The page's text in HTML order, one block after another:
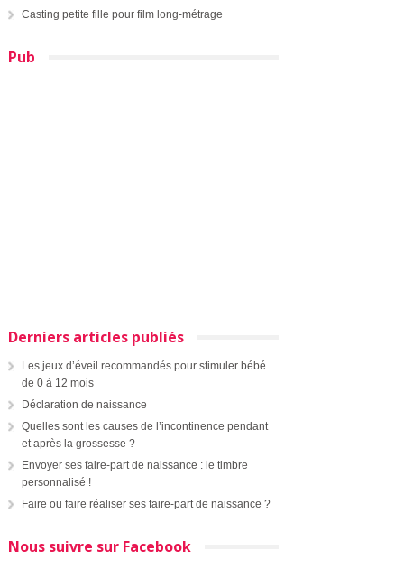
Casting petite fille pour film long-métrage
Pub
Derniers articles publiés
Les jeux d’éveil recommandés pour stimuler bébé
de 0 à 12 mois
Déclaration de naissance
Quelles sont les causes de l’incontinence pendant
et après la grossesse ?
Envoyer ses faire-part de naissance : le timbre
personnalisé !
Faire ou faire réaliser ses faire-part de naissance ?
Nous suivre sur Facebook